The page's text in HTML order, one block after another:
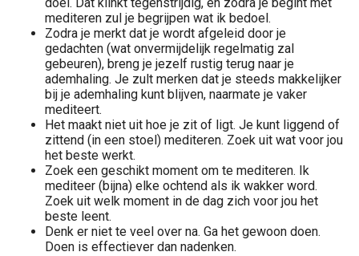
doel. Dat klinkt tegenstrijdig, en zodra je begint met
mediteren zul je begrijpen wat ik bedoel.
Zodra je merkt dat je wordt afgeleid door je
gedachten (wat onvermijdelijk regelmatig zal
gebeuren), breng je jezelf rustig terug naar je
ademhaling. Je zult merken dat je steeds makkelijker
bij je ademhaling kunt blijven, naarmate je vaker
mediteert.
Het maakt niet uit hoe je zit of ligt. Je kunt liggend of
zittend (in een stoel) mediteren. Zoek uit wat voor jou
het beste werkt.
Zoek een geschikt moment om te mediteren. Ik
mediteer (bijna) elke ochtend als ik wakker word.
Zoek uit welk moment in de dag zich voor jou het
beste leent.
Denk er niet te veel over na. Ga het gewoon doen.
Doen is effectiever dan nadenken.